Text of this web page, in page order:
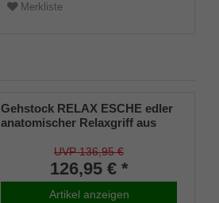
Merkliste
Gehstock RELAX ESCHE edler
anatomischer Relaxgriff aus
aufgesetzt auf einen Stock aus
schwarz gebeizter
Buche,inklusiv Gummipuffer.
UVP 136,95 €
126,95 € *
Artikel anzeigen